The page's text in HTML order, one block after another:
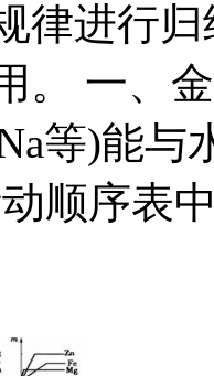
律进行
。 一、
等)能与
顺序表